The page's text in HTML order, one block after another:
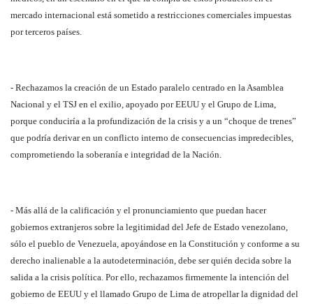
mercado internacional está sometido a restricciones comerciales impuestas
por terceros países.
- Rechazamos la creación de un Estado paralelo centrado en la Asamblea
Nacional y el TSJ en el exilio, apoyado por EEUU y el Grupo de Lima,
porque conduciría a la profundización de la crisis y a un “choque de trenes”
que podría derivar en un conflicto interno de consecuencias impredecibles,
comprometiendo la soberanía e integridad de la Nación.
- Más allá de la calificación y el pronunciamiento que puedan hacer
gobiernos extranjeros sobre la legitimidad del Jefe de Estado venezolano,
sólo el pueblo de Venezuela, apoyándose en la Constitución y conforme a su
derecho inalienable a la autodeterminación, debe ser quién decida sobre la
salida a la crisis política. Por ello, rechazamos firmemente la intención del
gobierno de EEUU y el llamado Grupo de Lima de atropellar la dignidad del